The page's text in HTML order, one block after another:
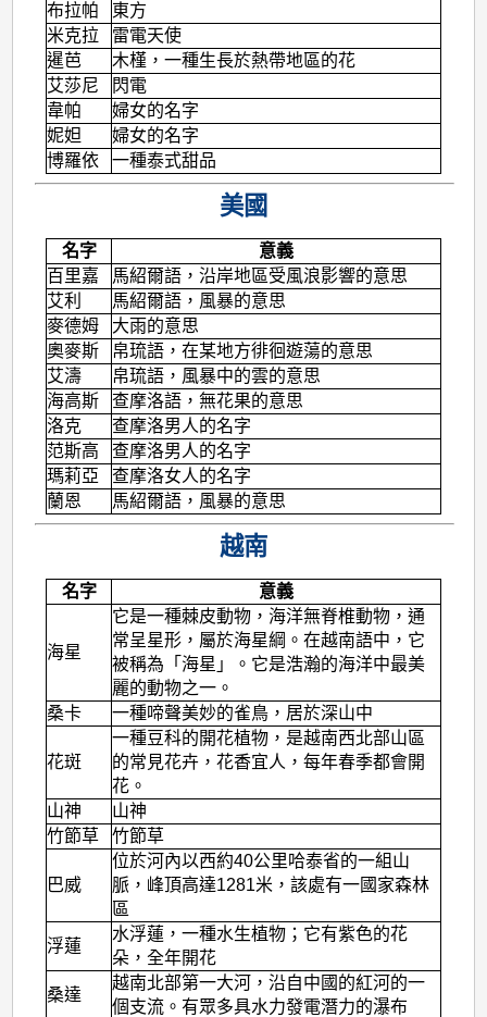
布拉帕
東方
米克拉
雷電天使
暹芭
木槿，一種生長於熱帶地區的花
艾莎尼
閃電
韋帕
婦女的名字
妮妲
婦女的名字
博羅依
一種泰式甜品
美國
名字
意義
百里嘉
馬紹爾語，沿岸地區受風浪影響的意思
艾利
馬紹爾語，風暴的意思
麥德姆
大雨的意思
奧麥斯
帛琉語，在某地方徘徊遊蕩的意思
艾濤
帛琉語，風暴中的雲的意思
海高斯
查摩洛語，無花果的意思
洛克
查摩洛男人的名字
范斯高
查摩洛男人的名字
瑪莉亞
查摩洛女人的名字
蘭恩
馬紹爾語，風暴的意思
越南
名字 意義
海星
它是一種棘皮動物，海洋無脊椎動物，通
常呈星形，屬於海星綱。在越南語中，它
被稱為「海星」。它是浩瀚的海洋中最美
麗的動物之一。
桑卡
一種啼聲美妙的雀鳥，居於深山中
花斑
一種豆科的開花植物，是越南西北部山區
的常見花卉，花香宜人，每年春季都會開
花。
山神
山神
竹節草
竹節草
巴威
位於河內以西約40公里哈泰省的一組山
脈，峰頂高達1281米，該處有一國家森林
區
浮蓮
水浮蓮，一種水生植物；它有紫色的花
朵，全年開花
桑達
越南北部第一大河，沿自中國的紅河的一
個支流。有眾多具水力發電潛力的瀑布